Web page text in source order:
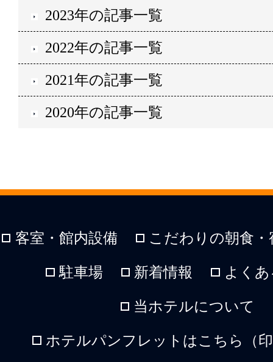
2023年の記事一覧
2022年の記事一覧
2021年の記事一覧
2020年の記事一覧
客室・館内設備 こだわりの朝食
駐車場 新着情報 よく
当ホテルについて
ホテルパンフレットはこちら（